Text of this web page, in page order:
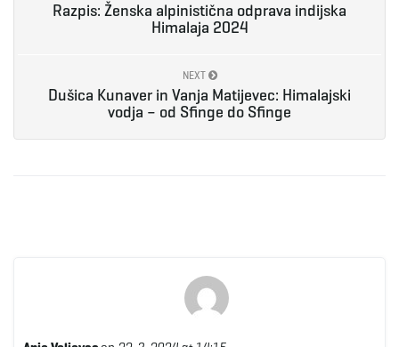
Razpis: Ženska alpinistična odprava indijska
Himalaja 2024
NEXT
Dušica Kunaver in Vanja Matijevec: Himalajski
vodja – od Sfinge do Sfinge